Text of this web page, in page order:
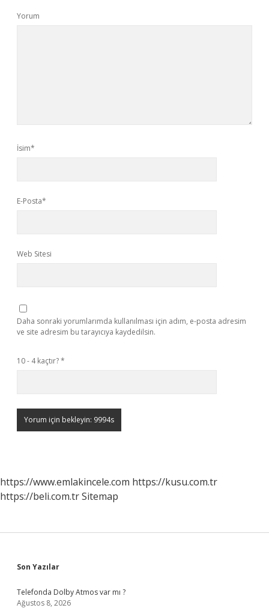
Yorum
İsim*
E-Posta*
Web Sitesi
Daha sonraki yorumlarımda kullanılması için adım, e-posta adresim
ve site adresim bu tarayıcıya kaydedilsin.
10 - 4 kaçtır?*
https://www.emlakincele.com https://kusu.com.tr
https://beli.com.trSitemap
Sidebar
Son Yazılar
Telefonda Dolby Atmos var mı ?
Ağustos 8, 2026